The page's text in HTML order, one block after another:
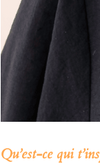
Qu’est-ce qui